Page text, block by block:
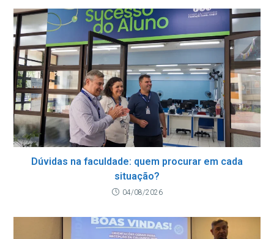
Dúvidas na faculdade: quem procurar em cada
situação?
04/08/2026